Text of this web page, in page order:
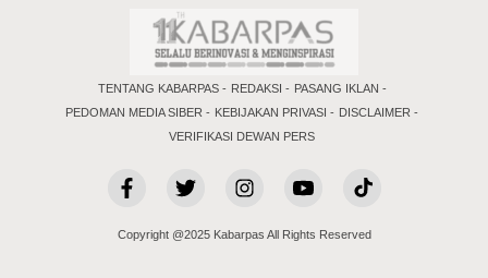
TENTANG KABARPAS REDAKSI
PASANG IKLAN
PEDOMAN MEDIA SIBER
KEBIJAKAN PRIVASI
DISCLAIMER
VERIFIKASI DEWAN PERS
Copyright @2025 Kabarpas All Rights Reserved